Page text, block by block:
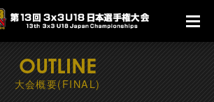
OUTLINE
大会概要(FINAL)